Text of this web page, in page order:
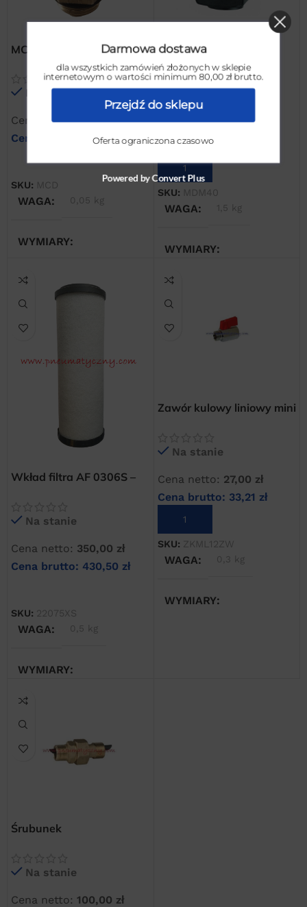
MCD ręczny spust
kondensatu 1/2″ dla
filtrów i separatorów
Omega Air
Na stanie
Cena netto: 50,00zł
Cena brutto:
61,50zł
DODAJ DO KOSZYKA
SKU: MCD
WAGA 0,05 kg
WYMIARY
10 × 10 × 10 cm
MDM 40 magnetyczny
manometr różnicowy do
filtrów AF
Na stanie
Cena brutto:
DODAJ DO KOSZYKA
SKU: MDM40
WAGA 1,5 kg
WYMIARY
20 × 20 × 20 cm
Wkład filtra AF 0306S –
Na stanie
Cena netto: 350,00 zł
Cena brutto: 430,50 zł
SKU: 22075XS
WAGA 0,5 kg
WYMIARY
10 × 10 × 30 cm
Zawór kulowy liniowy mini
Na stanie
Cena netto: 27,00 zł
Cena brutto: 33,21 zł
DODAJ DO KOSZYKA
SKU: ZKML12ZW
WAGA 0,3 kg
WYMIARY
Śrubunek
Na stanie
Cena netto: 100,00 zł
Darmowa dostawa
dla wszystkich zamówień złożonych w sklepie
internetowym o wartości minimum 80,00 zł brutto.
Przejdź do sklepu
Oferta ograniczona czasowo
Powered by Convert Plus